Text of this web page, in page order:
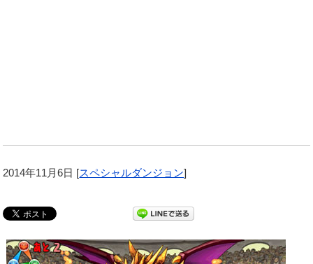
2014年11月6日 [スペシャルダンジョン]